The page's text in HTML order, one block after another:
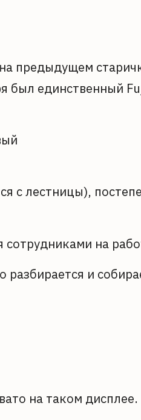
предыдущем
был единственный
с лестницы),
сотрудниками на
и
на таком дисплее.